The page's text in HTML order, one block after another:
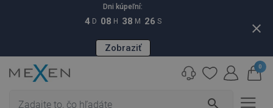
Dni kúpeľní:
4 D 08 H 38 M 25 S
Zobraziť
close
search
0